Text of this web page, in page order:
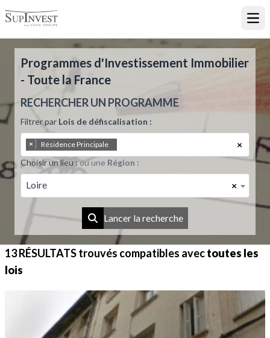
Programmes d'Investissement Immobilier
- Toute la France
RECHERCHER UN PROGRAMME
Filtrer par Lois de défiscalisation :
×
× Résidence Principale
Choisir un lieu :ou une Région :
×
Loire
Lancer la recherche
13 RÉSULTATStrouvés compatibles avectoutes les
lois